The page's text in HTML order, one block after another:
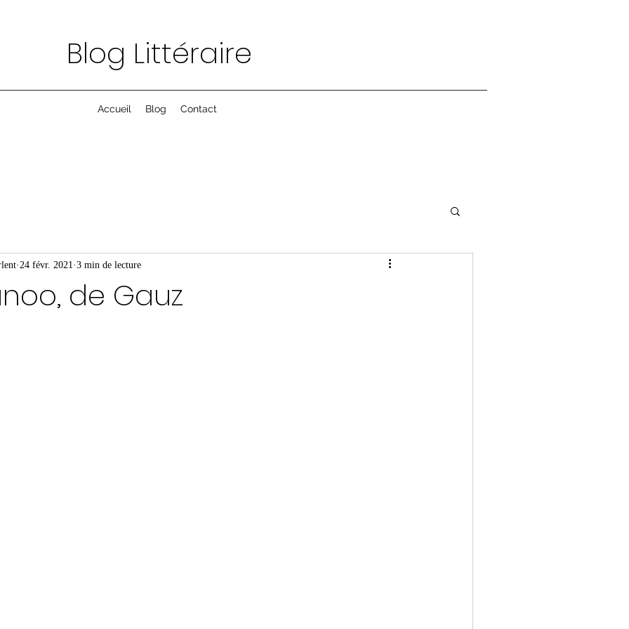
Blog Littéraire
Accueil Blog Contact
de Gauz
24 févr. 2021 3 min de lecture
5.